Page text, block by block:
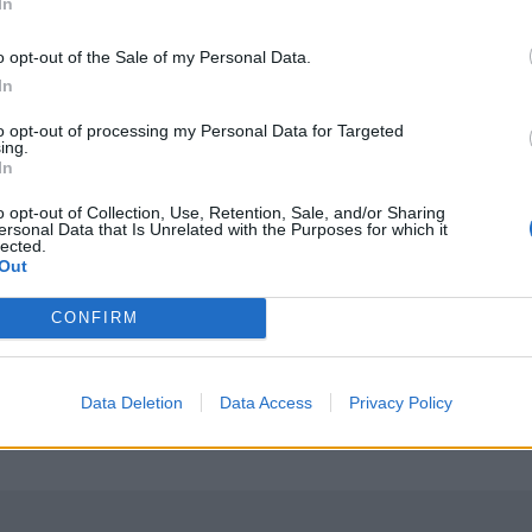
opt-out of the Sale of my Personal Data.
opt-out of processing my Personal Data for Targeted
opt-out of Collection, Use, Retention, Sale, and/or Sharing
Data that Is Unrelated with the Purposes for which it
CONFIRM
Data Deletion Data Access Privacy Policy
Ασθενειών
των Φορέων Μεταδοτικών Ασθενειών
Δήμος Βιάννου: Χιλιάδες
Δήμος Βιάννου: Χιλιάδες
επισκέπτες κάθε ηλικίας στην 8η
(photos)
και λύματα μια "ανάσα" από το Κούλε (photos)
Χερσόνησος: Απέπλευσε παρά την απαγόρευση λόγω
ΚΡΗΤΗ 11:34
Χερσόνησος: Απέπλευσε παρά την
Χερσόνησος: Απέπλευσε παρά
βλάβης